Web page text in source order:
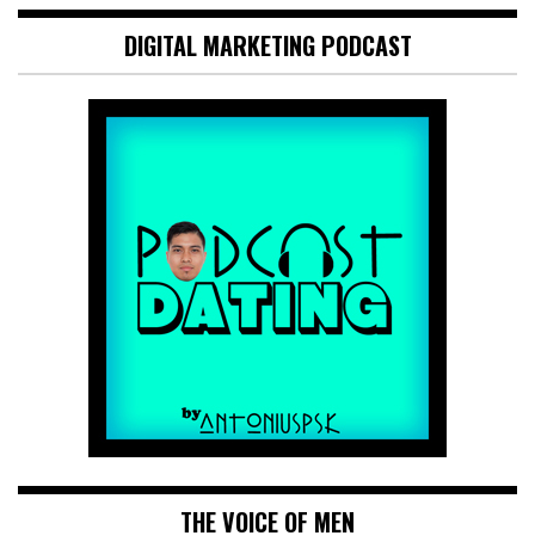
DIGITAL MARKETING PODCAST
THE VOICE OF MEN